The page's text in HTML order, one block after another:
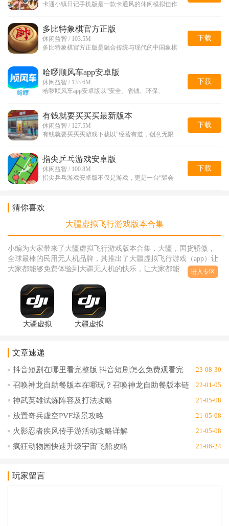
卡通小镇日记手机版是一款卡通风的休闲模拟佳作
多比特象棋官方正版
休闲益智 / 103.5M
多比特象棋官方正版是融合传统与现代的中国象棋
下载
哈啰顺风车app安卓版
休闲益智 / 133.6M
哈啰顺风车app安卓版以“安全、省钱、环保、
下载
有钱就要买买买最新版本
休闲益智 / 127.5M
有钱就要买买买游戏下载以“经营有道，创意无限
下载
指尖乒乓游戏安卓版
休闲益智 / 100.8M
指尖乒乓游戏安卓版不仅是游戏，更是一台“聚会
下载
猜你喜欢
大疆虚拟飞行游戏版本合集
小编为大家带来了大疆虚拟飞行游戏版本合集，大疆，国货骄傲，
全球最棒的民用无人机品牌，其推出了大疆虚拟飞行游戏（app）让
大家都能够免费体验到大疆无人机的快乐，让大家都能够体验大疆
无人机的魅力，小编为大家找到了各个版本的大疆虚拟飞行游戏的
版本，感兴趣的小伙伴们快来挑选下载自己喜欢的版本来玩儿吧！
相关推荐：DJI大疆无人机官网
进入专区
大疆虚拟
版
大疆虚拟
文章速递
抖音短剧在哪里看完整版 抖音短剧怎么免费观看完
23-08-30
召唤神龙自助餐版本在哪玩？召唤神龙自助餐版本链
22-01-05
神武英雄试炼阵容及打法攻略 21-05-08
放置奇兵虚空PVE场景攻略 21-05-08
火影忍者疾风传手游活动攻略详解 21-05-08
疯狂动物园快速升级宇宙飞船攻略 21-06-24
玩家留言